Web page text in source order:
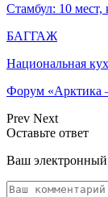
Стамбул: 10 мест,
БАГГАЖ
Национальная
Форум «Арктика
Prev Next
Оставьте ответ
Ваш электронный